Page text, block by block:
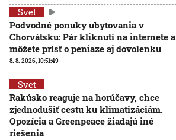
Svet
Podvodné ponuky ubytovania v
Chorvátsku: Pár kliknutí na internete a
môžete prísť o peniaze aj dovolenku
8. 8. 2026, 10:51:49
Svet
Rakúsko reaguje na horúčavy, chce
zjednodušiť cestu ku klimatizáciám.
Opozícia a Greenpeace žiadajú iné
riešenia